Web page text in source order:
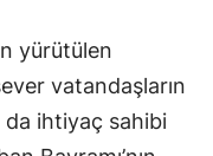
yürütülen
vatandaşların
da ihtiyaç sahibi